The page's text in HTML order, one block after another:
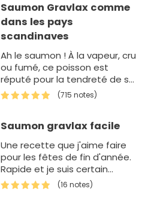
Saumon Gravlax comme
dans les pays
scandinaves
Ah le saumon ! À la vapeur, cru
ou fumé, ce poisson est
réputé pour la tendreté de sa
chair ainsi que ses multiples
var…
(715 notes)
Saumon gravlax facile
Une recette que j'aime faire
pour les fêtes de fin d'année.
Rapide et je suis certain
qu'elle plaît à tous mes
convives. Un petit air de Suède
(16 notes)